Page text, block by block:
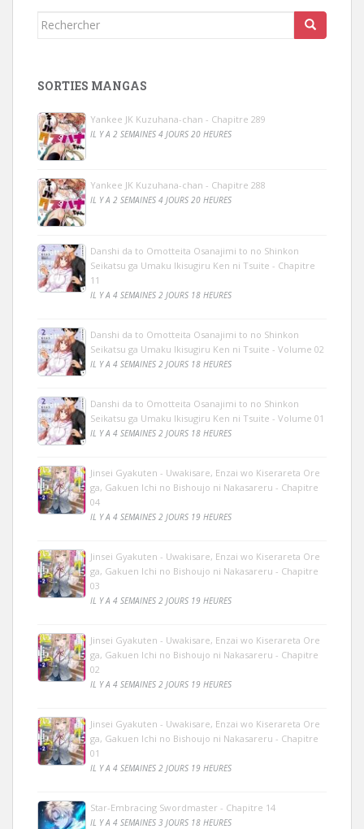
Rechercher...
SORTIES MANGAS
Yankee JK Kuzuhana-chan - Chapitre 289
IL Y A 2 SEMAINES 4 JOURS 20 HEURES
Yankee JK Kuzuhana-chan - Chapitre 288
IL Y A 2 SEMAINES 4 JOURS 20 HEURES
Danshi da to Omotteita Osanajimi to no Shinkon
Seikatsu ga Umaku Ikisugiru Ken ni Tsuite - Chapitre
11
IL Y A 4 SEMAINES 2 JOURS 18 HEURES
Danshi da to Omotteita Osanajimi to no Shinkon
Seikatsu ga Umaku Ikisugiru Ken ni Tsuite - Volume 02
IL Y A 4 SEMAINES 2 JOURS 18 HEURES
Danshi da to Omotteita Osanajimi to no Shinkon
Seikatsu ga Umaku Ikisugiru Ken ni Tsuite - Volume 01
IL Y A 4 SEMAINES 2 JOURS 18 HEURES
Jinsei Gyakuten - Uwakisare, Enzai wo Kiserareta Ore
ga, Gakuen Ichi no Bishoujo ni Nakasareru - Chapitre
04
IL Y A 4 SEMAINES 2 JOURS 19 HEURES
Jinsei Gyakuten - Uwakisare, Enzai wo Kiserareta Ore
ga, Gakuen Ichi no Bishoujo ni Nakasareru - Chapitre
03
IL Y A 4 SEMAINES 2 JOURS 19 HEURES
Jinsei Gyakuten - Uwakisare, Enzai wo Kiserareta Ore
ga, Gakuen Ichi no Bishoujo ni Nakasareru - Chapitre
02
IL Y A 4 SEMAINES 2 JOURS 19 HEURES
Jinsei Gyakuten - Uwakisare, Enzai wo Kiserareta Ore
ga, Gakuen Ichi no Bishoujo ni Nakasareru - Chapitre
01
IL Y A 4 SEMAINES 2 JOURS 19 HEURES
Star-Embracing Swordmaster - Chapitre 14
IL Y A 4 SEMAINES 3 JOURS 18 HEURES